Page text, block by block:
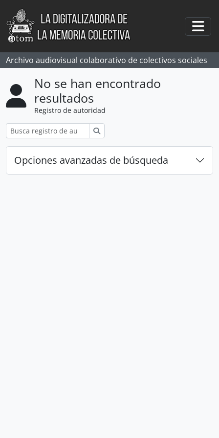
Skip to main content
Archivo audiovisual colaborativo de colectivos sociales
No se han encontrado
resultados
Registro de autoridad
Opciones avanzadas de búsqueda